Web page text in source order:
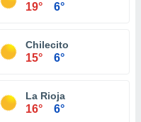
19° 6°
Chilecito
15° 6°
La Rioja
16° 6°